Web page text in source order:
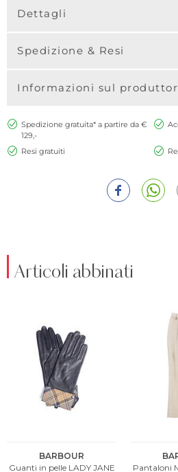
Dettagli
Spedizione & Resi
Informazioni sul
Spedizione gratuita* a partire da €
129,-
Resi gratuiti
Articoli abbinati